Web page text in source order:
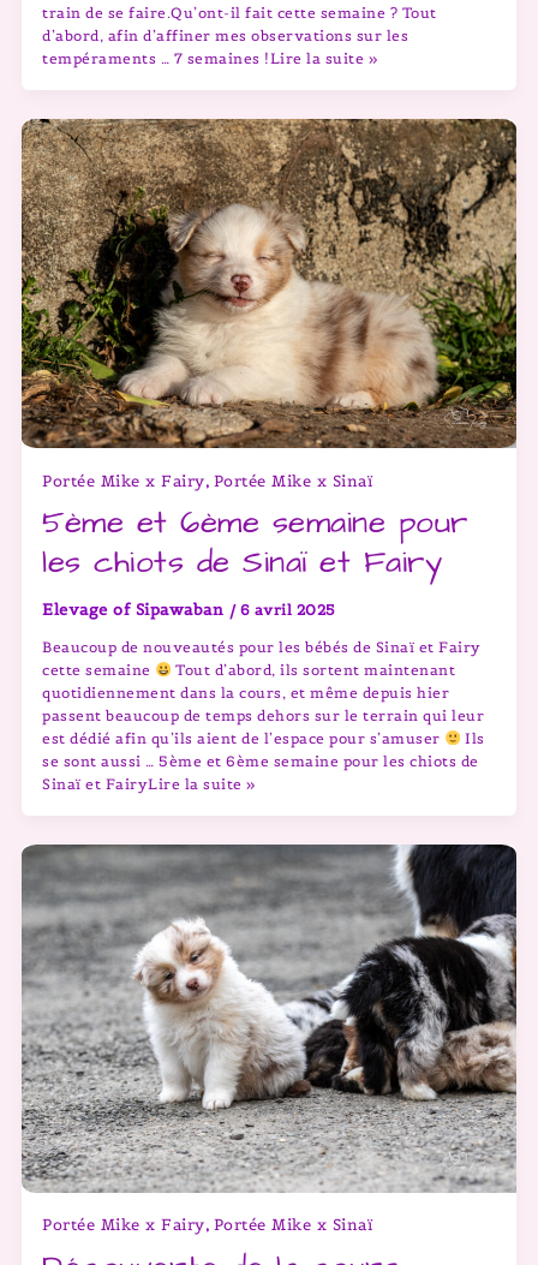
train de se faire.Qu’ont-il fait cette semaine ? Tout
d’abord, afin d’affiner mes observations sur les
tempéraments … 7 semaines !Lire la suite »
Portée Mike x Fairy, Portée Mike x Sinaï
5ème et 6ème semaine pour
les chiots de Sinaï et Fairy
Elevage of Sipawaban / 6 avril 2025
Beaucoup de nouveautés pour les bébés de Sinaï et Fairy
cette semaine
Tout d’abord, ils sortent maintenant
quotidiennement dans la cours, et même depuis hier
passent beaucoup de temps dehors sur le terrain qui leur
est dédié afin qu’ils aient de l’espace pour s’amuser
Ils
se sont aussi … 5ème et 6ème semaine pour les chiots de
Sinaï et FairyLire la suite »
Portée Mike x Fairy, Portée Mike x Sinaï